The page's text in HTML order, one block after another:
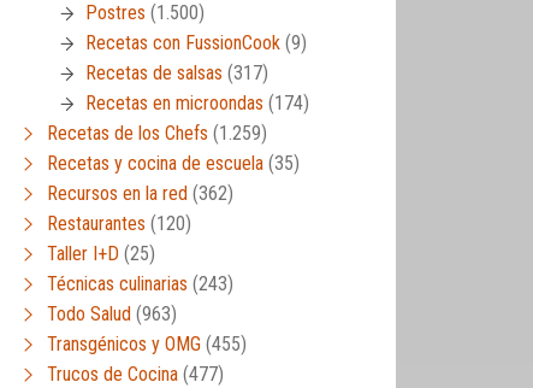
Postres (1.500)
Recetas con FussionCook (9)
Recetas de salsas (317)
Recetas en microondas (174)
Recetas de los Chefs (1.259)
Recetas y cocina de escuela (35)
Recursos en la red (362)
Restaurantes (120)
Taller I+D (25)
Técnicas culinarias (243)
Todo Salud (963)
Transgénicos y OMG (455)
Trucos de Cocina (477)